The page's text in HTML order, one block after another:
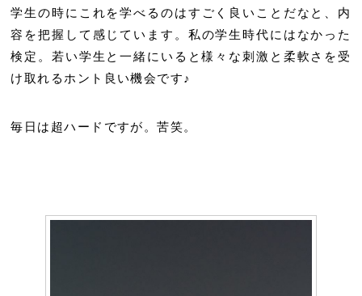
学生の時にこれを学べるのはすごく良いことだなと、内
容を把握して感じています。私の学生時代にはなかった
検定。若い学生と一緒にいると様々な刺激と柔軟さを受
け取れるホント良い機会です♪
毎日は超ハードですが。苦笑。